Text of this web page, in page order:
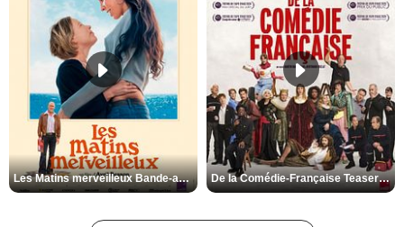
Les Matins merveilleux Bande-annonce VF De la Comédie-Française Teaser VF